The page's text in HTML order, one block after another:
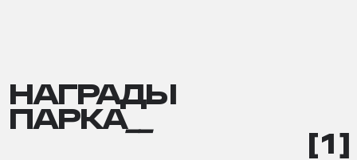
НАГРАДЫ
ПАРКА
[ 1 ]
НАГРАДЫ
ПАРКА__